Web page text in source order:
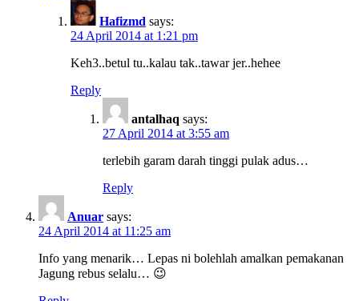
Hafizmd says:
24 April 2014 at 1:21 pm
Keh3..betul tu..kalau tak..tawar jer..hehee
Reply
antalhaq says:
27 April 2014 at 3:55 am
terlebih garam darah tinggi pulak adus…
Reply
Anuar says:
24 April 2014 at 11:25 am
Info yang menarik… Lepas ni bolehlah amalkan pemakanan
Jagung rebus selalu… 😉